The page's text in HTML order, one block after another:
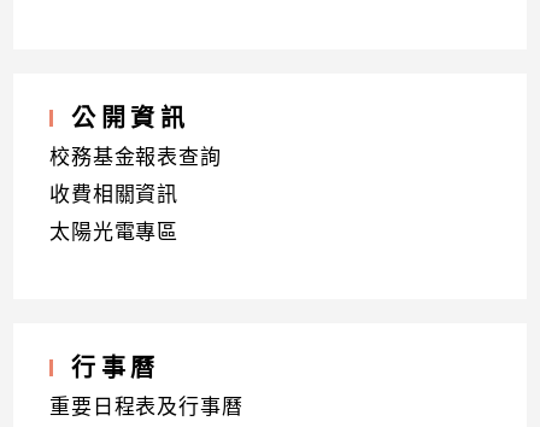
公開資訊
校務基金報表查詢
收費相關資訊
太陽光電專區
行事曆
重要日程表及行事曆